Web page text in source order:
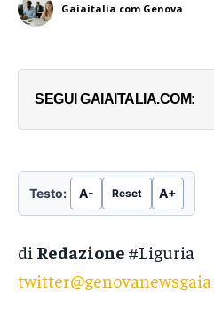
Gaiaitalia.com Genova
SEGUI GAIAITALIA.COM:
Testo: A- Reset A+
di Redazione #Liguria
twitter@genovanewsgaia